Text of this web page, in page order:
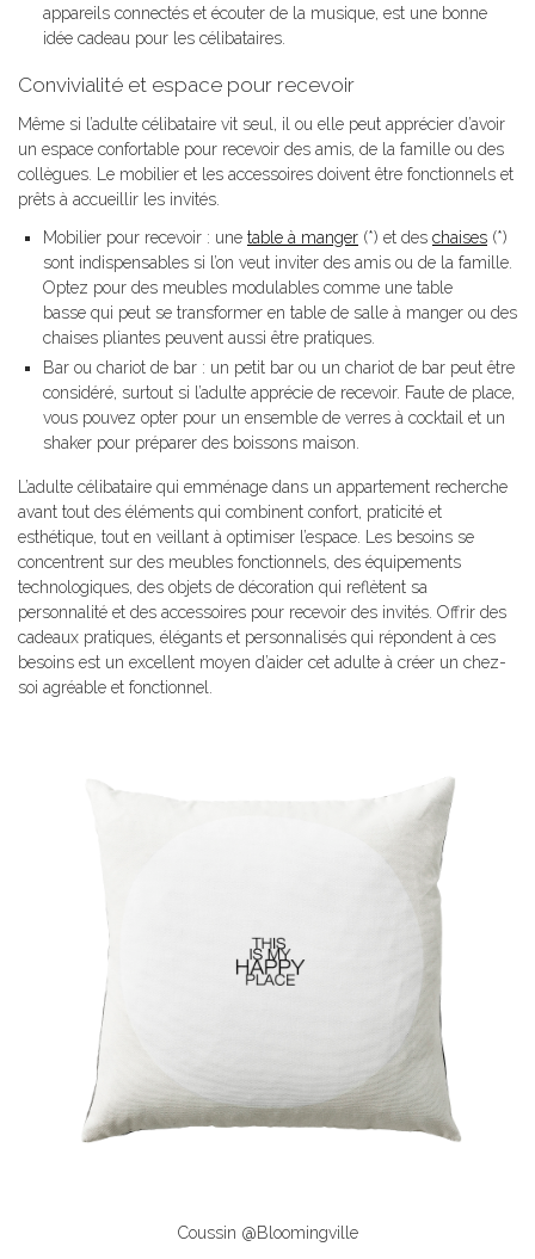
appareils connectés et écouter de la musique, est une bonne
idée cadeau pour les célibataires.
Convivialité et espace pour recevoir
Même si l’adulte célibataire vit seul, il ou elle peut apprécier d’avoir
un espace confortable pour recevoir des amis, de la famille ou des
collègues. Le mobilier et les accessoires doivent être fonctionnels et
prêts à accueillir les invités.
Mobilier pour recevoir : une table à manger (*) et des chaises (*)
sont indispensables si l’on veut inviter des amis ou de la famille.
Optez pour des meubles modulables comme une table
basse qui peut se transformer en table de salle à manger ou des
chaises pliantes peuvent aussi être pratiques.
Bar ou chariot de bar : un petit bar ou un chariot de bar peut être
considéré, surtout si l’adulte apprécie de recevoir. Faute de place,
vous pouvez opter pour un ensemble de verres à cocktail et un
shaker pour préparer des boissons maison.
L’adulte célibataire qui emménage dans un appartement recherche
avant tout des éléments qui combinent confort, praticité et
esthétique, tout en veillant à optimiser l’espace. Les besoins se
concentrent sur des meubles fonctionnels, des équipements
technologiques, des objets de décoration qui reflètent sa
personnalité et des accessoires pour recevoir des invités. Offrir des
cadeaux pratiques, élégants et personnalisés qui répondent à ces
besoins est un excellent moyen d’aider cet adulte à créer un chez-
soi agréable et fonctionnel.
Coussin @Bloomingville